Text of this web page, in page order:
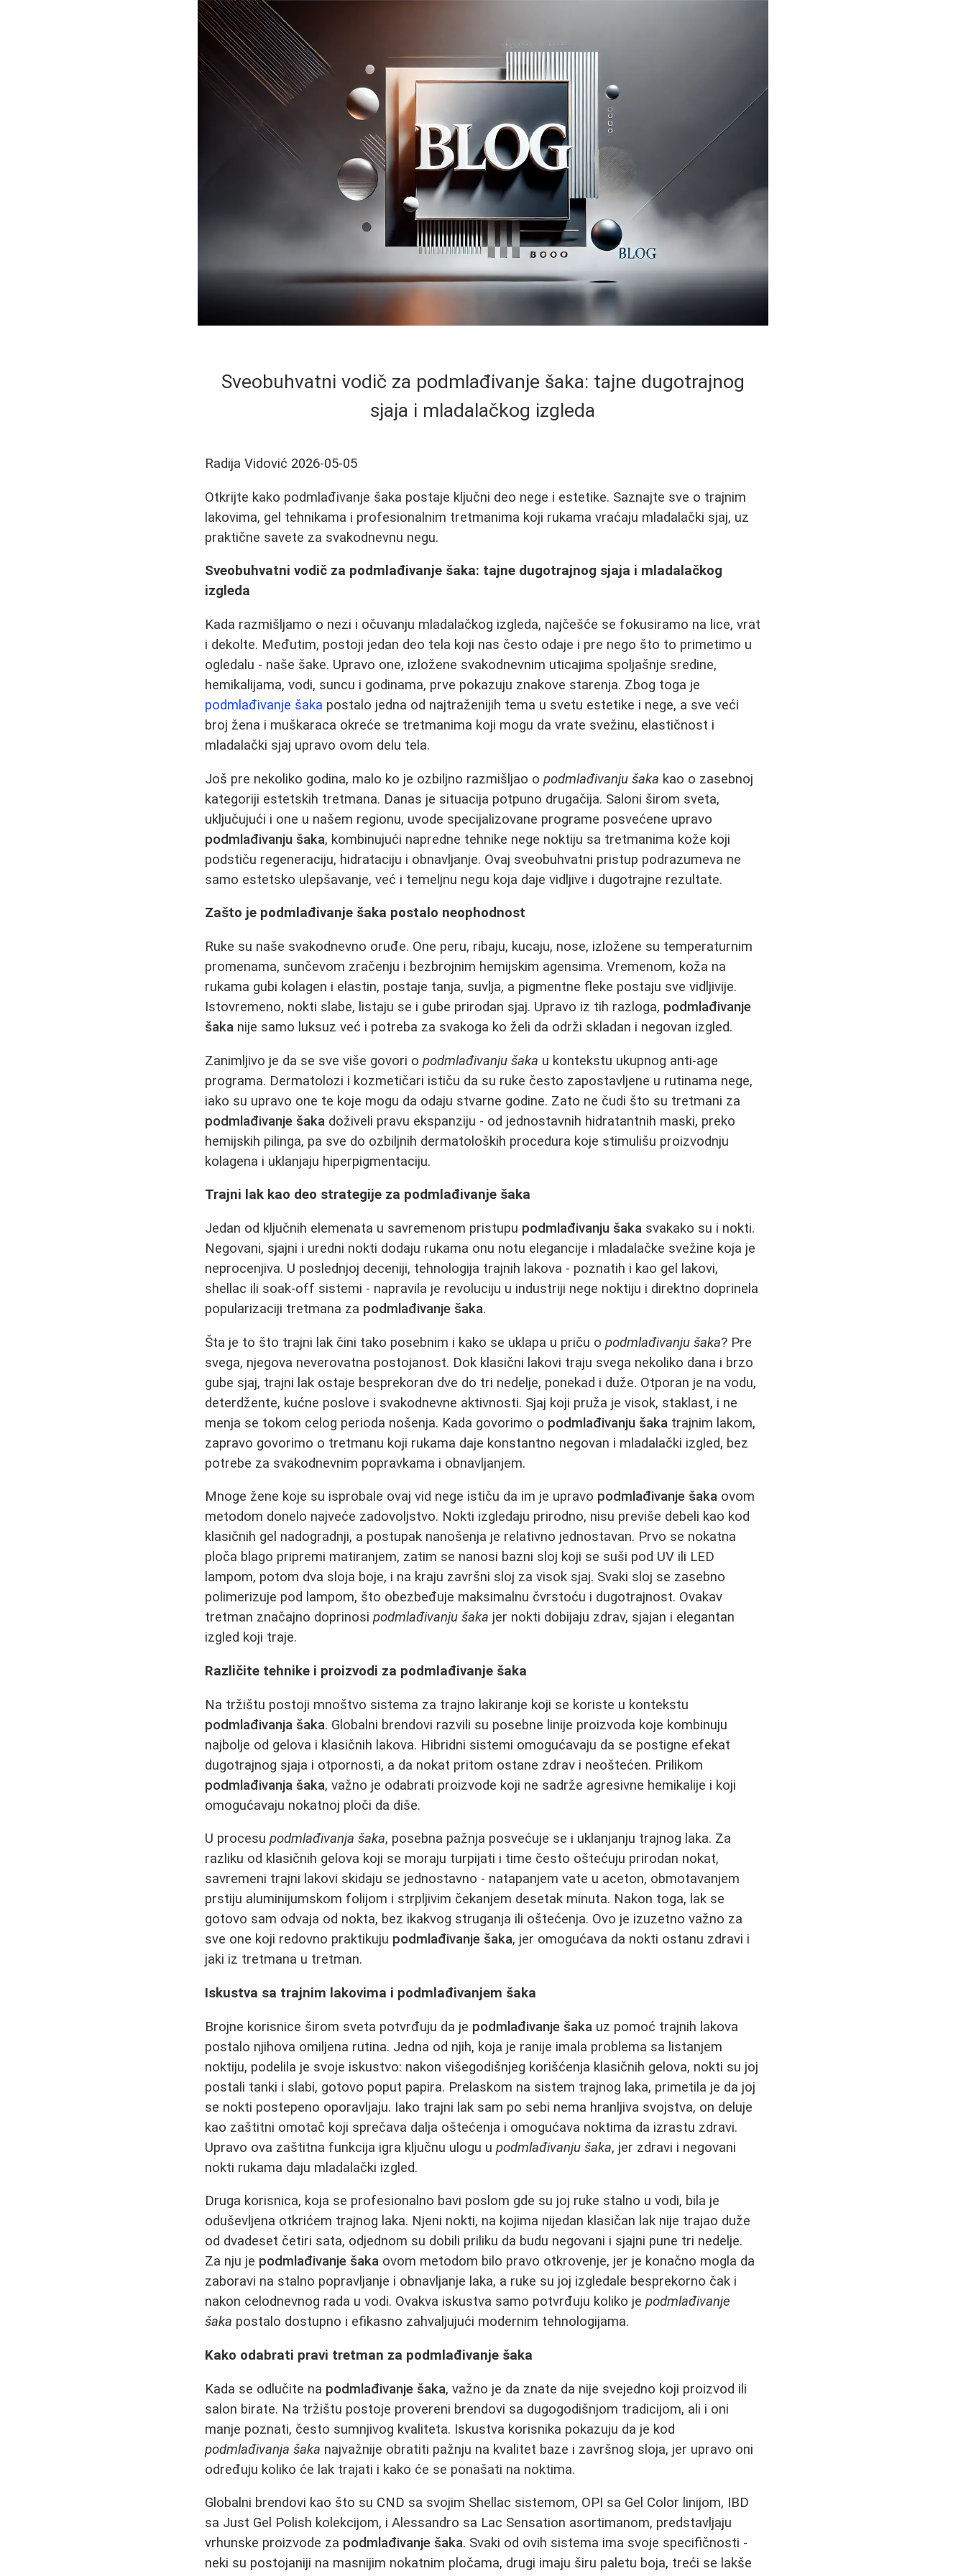
Sveobuhvatni vodič za podmlađivanje šaka: tajne dugotrajnog
sjaja i mladalačkog izgleda
Radija Vidović 2026-05-05
Otkrijte kako podmlađivanje šaka postaje ključni deo nege i estetike. Saznajte sve o trajnim
lakovima, gel tehnikama i profesionalnim tretmanima koji rukama vraćaju mladalački sjaj, uz
praktične savete za svakodnevnu negu.
Sveobuhvatni vodič za podmlađivanje šaka: tajne dugotrajnog sjaja i mladalačkog
izgleda
Kada razmišljamo o nezi i očuvanju mladalačkog izgleda, najčešće se fokusiramo na lice, vrat
i dekolte. Međutim, postoji jedan deo tela koji nas često odaje i pre nego što to primetimo u
ogledalu - naše šake. Upravo one, izložene svakodnevnim uticajima spoljašnje sredine,
hemikalijama, vodi, suncu i godinama, prve pokazuju znakove starenja. Zbog toga je
podmlađivanje šaka postalo jedna od najtraženijih tema u svetu estetike i nege, a sve veći
broj žena i muškaraca okreće se tretmanima koji mogu da vrate svežinu, elastičnost i
mladalački sjaj upravo ovom delu tela.
Još pre nekoliko godina, malo ko je ozbiljno razmišljao opodmlađivanju šaka kao o zasebnoj
kategoriji estetskih tretmana. Danas je situacija potpuno drugačija. Saloni širom sveta,
uključujući i one u našem regionu, uvode specijalizovane programe posvećene upravo
podmlađivanju šaka, kombinujući napredne tehnike nege noktiju sa tretmanima kože koji
podstiču regeneraciju, hidrataciju i obnavljanje. Ovaj sveobuhvatni pristup podrazumeva ne
samo estetsko ulepšavanje, već i temeljnu negu koja daje vidljive i dugotrajne rezultate.
Zašto je podmlađivanje šaka postalo neophodnost
Ruke su naše svakodnevno oruđe. One peru, ribaju, kucaju, nose, izložene su temperaturnim
promenama, sunčevom zračenju i bezbrojnim hemijskim agensima. Vremenom, koža na
rukama gubi kolagen i elastin, postaje tanja, suvlja, a pigmentne fleke postaju sve vidljivije.
Istovremeno, nokti slabe, listaju se i gube prirodan sjaj. Upravo iz tih razloga, podmlađivanje
šaka nije samo luksuz već i potreba za svakoga ko želi da održi skladan i negovan izgled.
Zanimljivo je da se sve više govori opodmlađivanju šaka u kontekstu ukupnog anti-age
programa. Dermatolozi i kozmetičari ističu da su ruke često zapostavljene u rutinama nege,
iako su upravo one te koje mogu da odaju stvarne godine. Zato ne čudi što su tretmani za
podmlađivanje šaka doživeli pravu ekspanziju - od jednostavnih hidratantnih maski, preko
hemijskih pilinga, pa sve do ozbiljnih dermatoloških procedura koje stimulišu proizvodnju
kolagena i uklanjaju hiperpigmentaciju.
Trajni lak kao deo strategije za podmlađivanje šaka
Jedan od ključnih elemenata u savremenom pristupu podmlađivanju šaka svakako su i nokti.
Negovani, sjajni i uredni nokti dodaju rukama onu notu elegancije i mladalačke svežine koja je
neprocenjiva. U poslednjoj deceniji, tehnologija trajnih lakova - poznatih i kao gel lakovi,
shellac ili soak-off sistemi - napravila je revoluciju u industriji nege noktiju i direktno doprinela
popularizaciji tretmana za podmlađivanje šaka.
Šta je to što trajni lak čini tako posebnim i kako se uklapa u priču opodmlađivanju šaka? Pre
svega, njegova neverovatna postojanost. Dok klasični lakovi traju svega nekoliko dana i brzo
gube sjaj, trajni lak ostaje besprekoran dve do tri nedelje, ponekad i duže. Otporan je na vodu,
deterdžente, kućne poslove i svakodnevne aktivnosti. Sjaj koji pruža je visok, staklast, i ne
menja se tokom celog perioda nošenja. Kada govorimo o podmlađivanju šaka trajnim lakom,
zapravo govorimo o tretmanu koji rukama daje konstantno negovan i mladalački izgled, bez
potrebe za svakodnevnim popravkama i obnavljanjem.
Mnoge žene koje su isprobale ovaj vid nege ističu da im je upravo podmlađivanje šaka ovom
metodom donelo najveće zadovoljstvo. Nokti izgledaju prirodno, nisu previše debeli kao kod
klasičnih gel nadogradnji, a postupak nanošenja je relativno jednostavan. Prvo se nokatna
ploča blago pripremi matiranjem, zatim se nanosi bazni sloj koji se suši pod UV ili LED
lampom, potom dva sloja boje, i na kraju završni sloj za visok sjaj. Svaki sloj se zasebno
polimerizuje pod lampom, što obezbeđuje maksimalnu čvrstoću i dugotrajnost. Ovakav
tretman značajno doprinosipodmlađivanju šaka jer nokti dobijaju zdrav, sjajan i elegantan
izgled koji traje.
Različite tehnike i proizvodi za podmlađivanje šaka
Na tržištu postoji mnoštvo sistema za trajno lakiranje koji se koriste u kontekstu
podmlađivanja šaka. Globalni brendovi razvili su posebne linije proizvoda koje kombinuju
najbolje od gelova i klasičnih lakova. Hibridni sistemi omogućavaju da se postigne efekat
dugotrajnog sjaja i otpornosti, a da nokat pritom ostane zdrav i neoštećen. Prilikom
podmlađivanja šaka, važno je odabrati proizvode koji ne sadrže agresivne hemikalije i koji
omogućavaju nokatnoj ploči da diše.
U procesupodmlađivanja šaka, posebna pažnja posvećuje se i uklanjanju trajnog laka. Za
razliku od klasičnih gelova koji se moraju turpijati i time često oštećuju prirodan nokat,
savremeni trajni lakovi skidaju se jednostavno - natapanjem vate u aceton, obmotavanjem
prstiju aluminijumskom folijom i strpljivim čekanjem desetak minuta. Nakon toga, lak se
gotovo sam odvaja od nokta, bez ikakvog struganja ili oštećenja. Ovo je izuzetno važno za
sve one koji redovno praktikuju podmlađivanje šaka, jer omogućava da nokti ostanu zdravi i
jaki iz tretmana u tretman.
Iskustva sa trajnim lakovima i podmlađivanjem šaka
Brojne korisnice širom sveta potvrđuju da je podmlađivanje šaka uz pomoć trajnih lakova
postalo njihova omiljena rutina. Jedna od njih, koja je ranije imala problema sa listanjem
noktiju, podelila je svoje iskustvo: nakon višegodišnjeg korišćenja klasičnih gelova, nokti su joj
postali tanki i slabi, gotovo poput papira. Prelaskom na sistem trajnog laka, primetila je da joj
se nokti postepeno oporavljaju. Iako trajni lak sam po sebi nema hranljiva svojstva, on deluje
kao zaštitni omotač koji sprečava dalja oštećenja i omogućava noktima da izrastu zdravi.
Upravo ova zaštitna funkcija igra ključnu ulogu upodmlađivanju šaka, jer zdravi i negovani
nokti rukama daju mladalački izgled.
Druga korisnica, koja se profesionalno bavi poslom gde su joj ruke stalno u vodi, bila je
oduševljena otkrićem trajnog laka. Njeni nokti, na kojima nijedan klasičan lak nije trajao duže
od dvadeset četiri sata, odjednom su dobili priliku da budu negovani i sjajni pune tri nedelje.
Za nju je podmlađivanje šaka ovom metodom bilo pravo otkrovenje, jer je konačno mogla da
zaboravi na stalno popravljanje i obnavljanje laka, a ruke su joj izgledale besprekorno čak i
nakon celodnevnog rada u vodi. Ovakva iskustva samo potvrđuju koliko jepodmlađivanje
šaka postalo dostupno i efikasno zahvaljujući modernim tehnologijama.
Kako odabrati pravi tretman za podmlađivanje šaka
Kada se odlučite na podmlađivanje šaka, važno je da znate da nije svejedno koji proizvod ili
salon birate. Na tržištu postoje provereni brendovi sa dugogodišnjom tradicijom, ali i oni
manje poznati, često sumnjivog kvaliteta. Iskustva korisnika pokazuju da je kod
podmlađivanja šaka najvažnije obratiti pažnju na kvalitet baze i završnog sloja, jer upravo oni
određuju koliko će lak trajati i kako će se ponašati na noktima.
Globalni brendovi kao što su CND sa svojim Shellac sistemom, OPI sa Gel Color linijom, IBD
sa Just Gel Polish kolekcijom, i Alessandro sa Lac Sensation asortimanom, predstavljaju
vrhunske proizvode za podmlađivanje šaka. Svaki od ovih sistema ima svoje specifičnosti -
neki su postojaniji na masnijim nokatnim pločama, drugi imaju širu paletu boja, treći se lakše